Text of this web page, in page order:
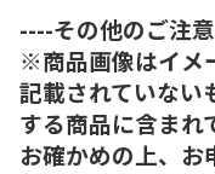
----その他のご注
※商品画像はイメ
記載されていない
する商品に含まれ
お確かめの上、お